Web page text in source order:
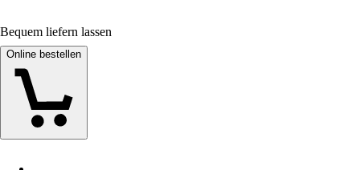
Bequem liefern lassen
Online bestellen